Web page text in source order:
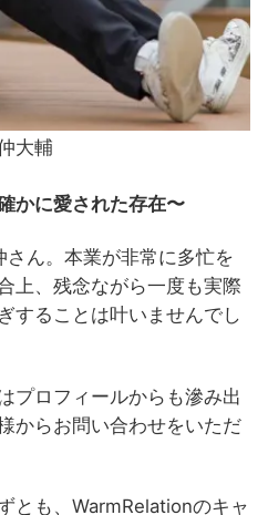
大輔
かに愛された存在〜
ん。本業が非常に多忙を
上、残念ながら一度も実際
することは叶いませんでし
プロフィールからも滲み出
からお問い合わせをいただ
とも、WarmRelationのキャ